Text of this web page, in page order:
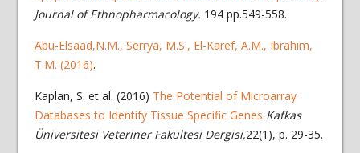
Journal of Ethnopharmacology. 194 pp.549-558.
Abu-Elsaad,N.M., Serrya, M.S., El-Karef, A.M., Ibrahim,
T.M. (2016).
Kaplan, S. et al. (2016) The Potential of Microarray
Databases to Identify Tissue Specific Genes Kafkas
Üniversitesi Veteriner Fakültesi Dergisi,22(1), p. 29-35.